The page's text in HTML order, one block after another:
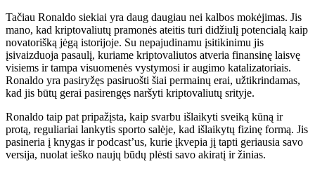
Tačiau Ronaldo siekiai yra daug daugiau nei kalbos mokėjimas. Jis
mano, kad kriptovaliutų pramonės ateitis turi didžiulį potencialą kaip
novatorišką jėgą istorijoje. Su nepajudinamu įsitikinimu jis
įsivaizduoja pasaulį, kuriame kriptovaliutos atveria finansinę laisvę
visiems ir tampa visuomenės vystymosi ir augimo katalizatoriais.
Ronaldo yra pasiryžęs pasiruošti šiai permainų erai, užtikrindamas,
kad jis būtų gerai pasirengęs naršyti kriptovaliutų srityje.
Ronaldo taip pat pripažįsta, kaip svarbu išlaikyti sveiką kūną ir
protą, reguliariai lankytis sporto salėje, kad išlaikytų fizinę formą. Jis
pasineria į knygas ir podcast’us, kurie įkvepia jį tapti geriausia savo
versija, nuolat ieško naujų būdų plėsti savo akiratį ir žinias.